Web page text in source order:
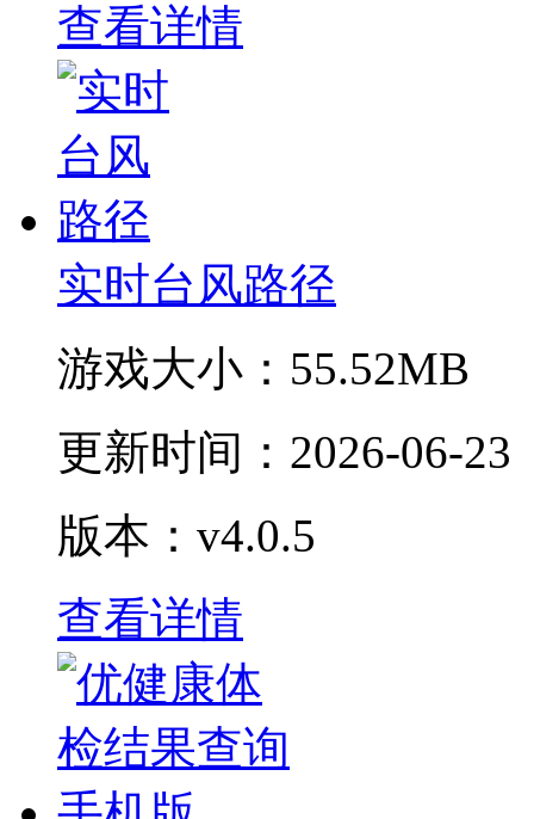
查看详情
实时台风路径
游戏大小： 55.52MB
更新时间： 2026-06-23
版本：v4.0.5
查看详情